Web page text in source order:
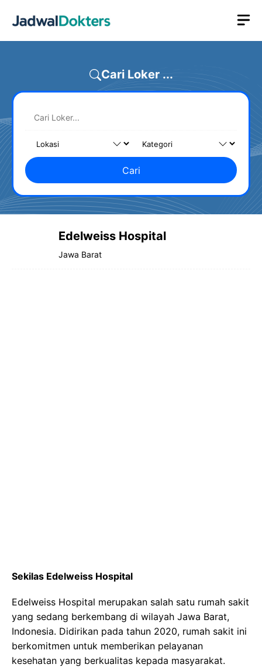
Cari Loker ...
Cari
Edelweiss Hospital
Jawa Barat
Sekilas Edelweiss Hospital
Edelweiss Hospital merupakan salah satu rumah sakit
yang sedang berkembang di wilayah Jawa Barat,
Indonesia. Didirikan pada tahun 2020, rumah sakit ini
berkomitmen untuk memberikan pelayanan
kesehatan yang berkualitas kepada masyarakat.